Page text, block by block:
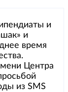
и
и
время
Центра
из SMS